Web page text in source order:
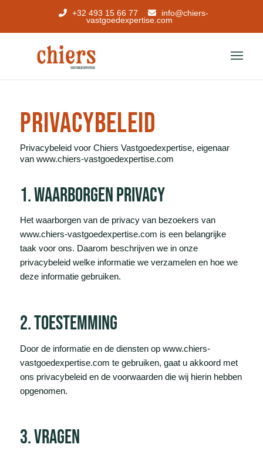
+32 493 15 66 77 info@chiers-
vastgoedexpertise.com
privacybeleid
Privacybeleid voor Chiers Vastgoedexpertise, eigenaar
van www.chiers-vastgoedexpertise.com
1. waarborgen privacy
Het waarborgen van de privacy van bezoekers van
www.chiers-vastgoedexpertise.com is een belangrijke
taak voor ons. Daarom beschrijven we in onze
privacybeleid welke informatie we verzamelen en hoe we
deze informatie gebruiken.
2. toestemming
Door de informatie en de diensten op www.chiers-
vastgoedexpertise.com te gebruiken, gaat u akkoord met
ons privacybeleid en de voorwaarden die wij hierin hebben
opgenomen.
3. vragen